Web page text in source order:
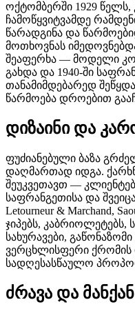
ოქტომბერში 1929
ჩამოწყვიტვამდე
წარადგინა და
მოთხოვნას
შეაფერხა — მოდელი
გახდა და 1940-ში
თანამიმდებარედ
წარმოება დროებით
დიზაინი და
ფუძიანებული ბაზა
დაღმართად იდგა.
შეუკვეთავთ —
საფრანგეთისა და
Letourneur & Marchand,
ჯიპებს,
სახურავები,
ვერცხლისფერი
სადღესასწაულო
ძრავა და